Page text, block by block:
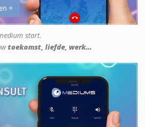
+
start.
toekomst, liefde, werk...